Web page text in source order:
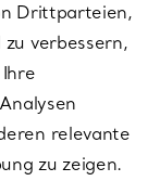
Drittparteien,
verbessern,
relevante
zu zeigen.